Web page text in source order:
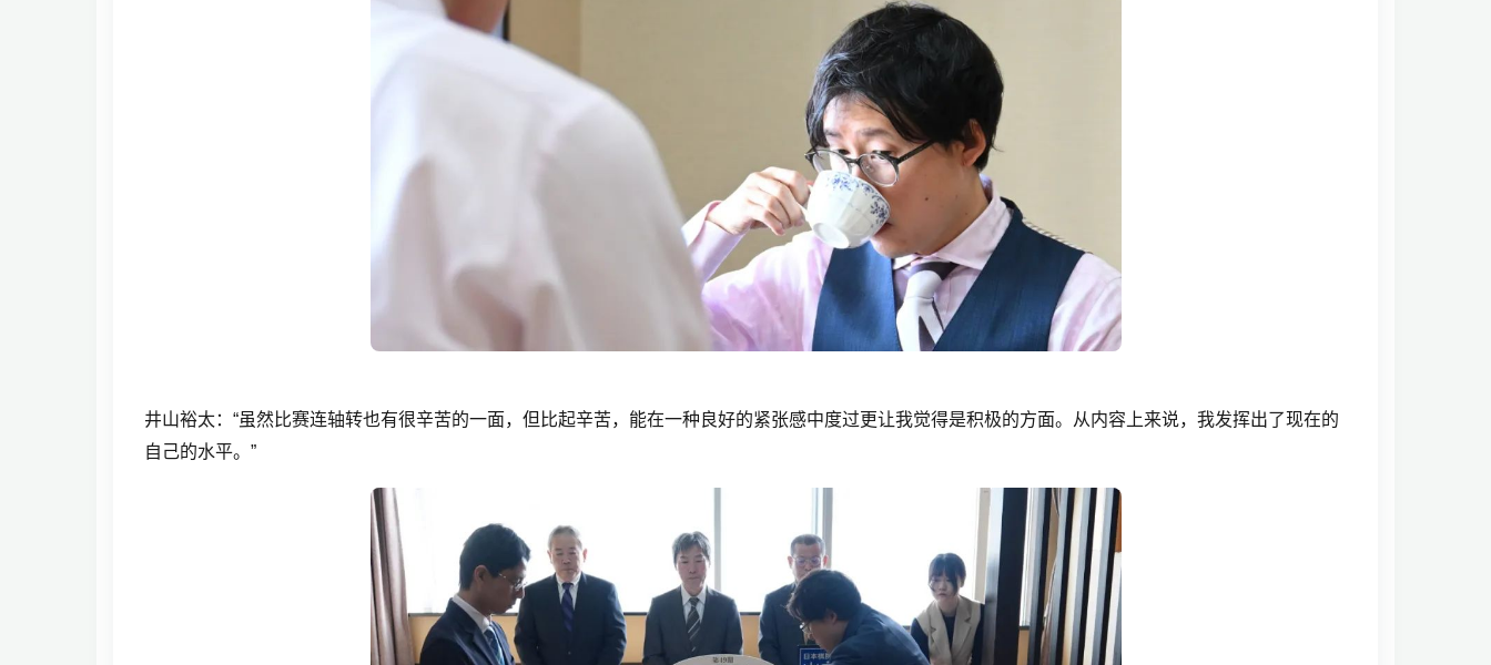
井山裕太：“虽然比赛连轴转也有很辛苦的一面，但比起辛苦，能在一种良好的紧张感中度过更让我觉得是积极的方面。从内容上来说，我发挥出了现在的
自己的水平。”